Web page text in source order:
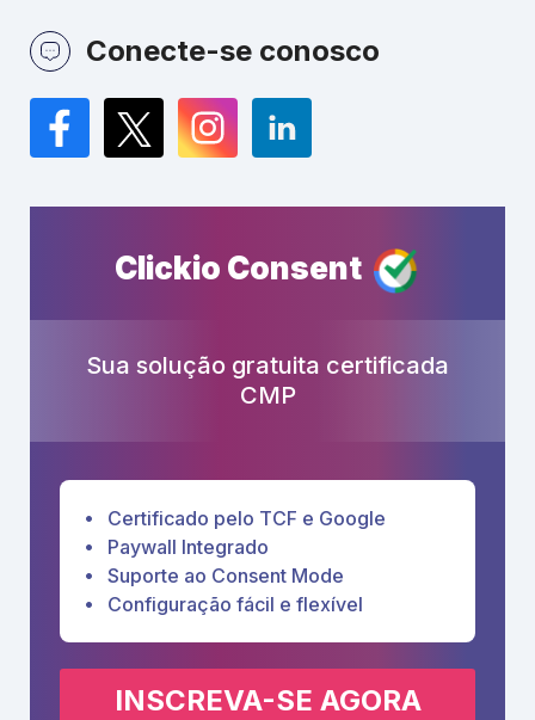
Conecte-se conosco
Facebook
TwitterInstagramLinkedIn
Clickio Consent
Sua solução gratuita certificada
CMP
Certificado pelo TCF e Google
Paywall Integrado
Suporte ao Consent Mode
Configuração fácil e flexível
INSCREVA-SE AGORA